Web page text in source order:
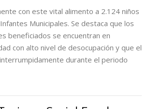
con este vital alimento a 2.124 niños
Municipales. Se destaca que los
beneficiados se encuentran en
con alto nivel de desocupación y que el
durante el periodo